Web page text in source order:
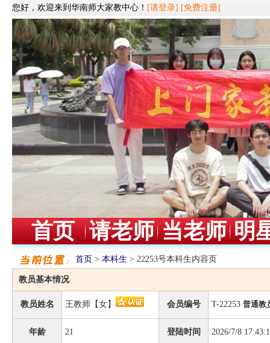
您好，欢迎来到华南师大家教中心！ [请登录] [免费注册]
首页 请老师 当老师 明
首页 > 本科生 > 22253号本科生内容页
教员基本情况
教员姓名 王教师【女】 会员编号 T-22253 普通教
年龄 21 登陆时间 2026/7/8